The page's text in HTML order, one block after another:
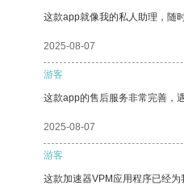
这款app就像我的私人助理，随
2025-08-07
游客
这款app的售后服务非常完善，
2025-08-07
游客
这款加速器VPM应用程序已经为